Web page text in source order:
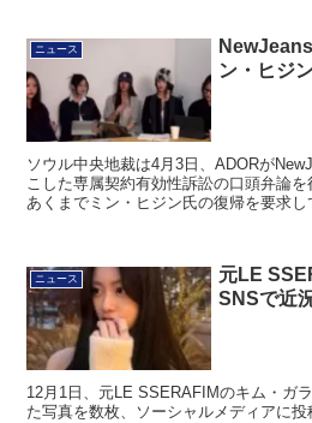
ニュース
ン・ヒジ
ソウル中央地裁は4月3日、ADORが
こした専属契約有効性訴訟の口頭弁論
あくまでミン・ヒジン氏の復帰を要求し
ニュース
元LE
SNSで近
12月1日、元LE SSERAFIMのキム・ガ
た写真を数枚、ソーシャルメディアに投